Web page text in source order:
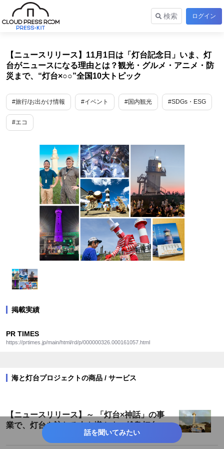
検索 ログイン
【ニュースリリース】11月1日は「灯台記念日」いま、灯
台がニュースになる理由とは？観光・グルメ・アニメ・防
災まで、“灯台×○○”全国10大トピック
#旅行/お出かけ情報 #イベント #国内観光 #SDGs・ESG
#エコ
掲載実績
PR TIMES
https://prtimes.jp/main/html/rd/p/000000326.000161057.html
海と灯台プロジェクトの商品 / サービス
【ニュースリリース】～ 「灯台×神話」の事
業で、灯台を訪れる人を増やす～雄島灯台散
策ツアーが遂に完成！話を聞いてみたい